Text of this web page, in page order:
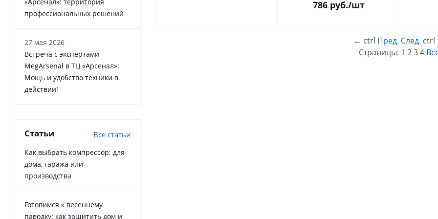
786руб./шт
← ctrl Пред. След. ctrl
Страницы: 1 2 3 4
профессиональных решений
27 мая 2026
Встреча с экспертами
MegArsenal в ТЦ «Арсенал»:
Мощь и удобство техники в
действии!
Статьи Все статьи
Как выбрать компрессор: для
дома, гаража или
производства
Готовимся к весеннему
паводку: как защитить дом и